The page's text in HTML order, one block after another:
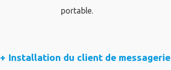
portable.
+ Installation du client de messagerie